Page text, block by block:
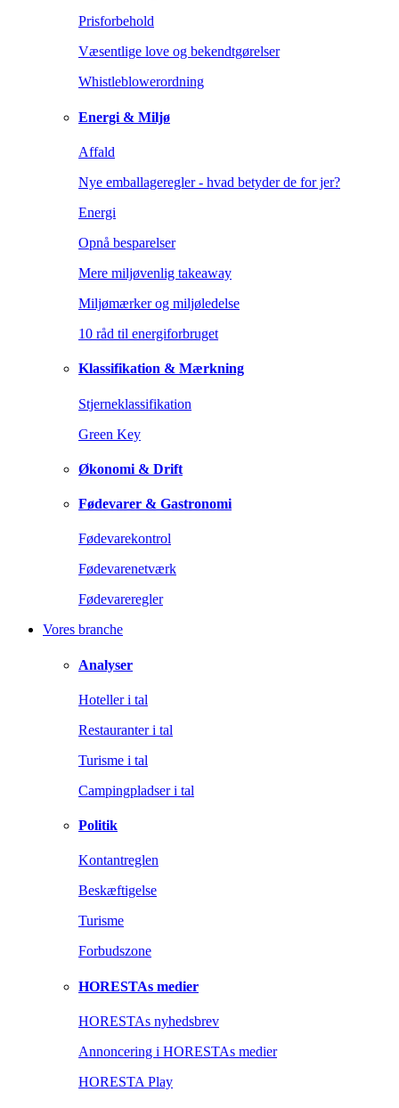
Prisforbehold
Væsentlige love og bekendtgørelser
Whistleblowerordning
Energi & Miljø
Affald
Nye emballageregler - hvad betyder de for jer?
Energi
Opnå besparelser
Mere miljøvenlig takeaway
Miljømærker og miljøledelse
10 råd til energiforbruget
Klassifikation & Mærkning
Stjerneklassifikation
Green Key
Økonomi & Drift
Fødevarer & Gastronomi
Fødevarekontrol
Fødevarenetværk
Fødevareregler
Vores branche
Analyser
Hoteller i tal
Restauranter i tal
Turisme i tal
Campingpladser i tal
Politik
Kontantreglen
Beskæftigelse
Turisme
Forbudszone
HORESTAs medier
HORESTAs nyhedsbrev
Annoncering i HORESTAs medier
HORESTA Play